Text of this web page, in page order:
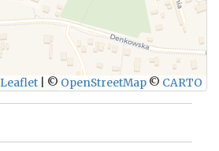
WYŚLIJ
Leaflet © OpenStreetMap © CARTO